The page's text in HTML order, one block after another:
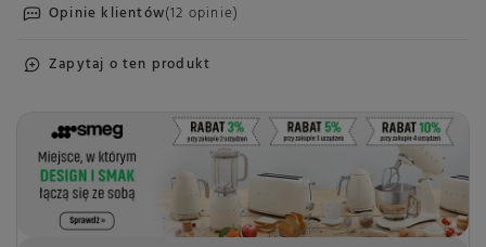
Opinie klientów(12 opinie)
Zapytaj o ten produkt